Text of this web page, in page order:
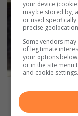
your device
may be stored by,
or used specifically
precise
Some vendors
of legitimate
your options
or in the site menu
and cookie settings.